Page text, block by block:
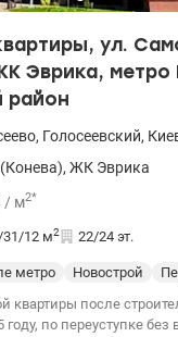
ул.
Эврика,
район
, Голосеевский,
, ЖК Эврика
/ м2*
31/12 м2 22/24 эт.
метро Новострой
квартиры после
по переуступке без